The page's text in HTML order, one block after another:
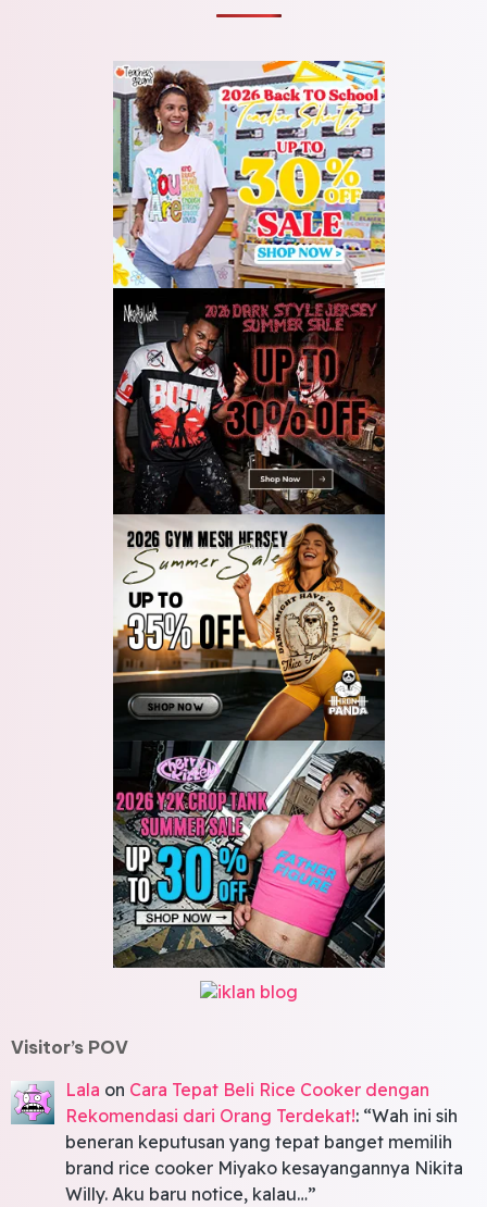
Visitor’s POV
Lala on Cara Tepat Beli Rice Cooker dengan
Rekomendasi dari Orang Terdekat!: “Wah ini sih
beneran keputusan yang tepat banget memilih
brand rice cooker Miyako kesayangannya Nikita
Willy. Aku baru notice, kalau…”